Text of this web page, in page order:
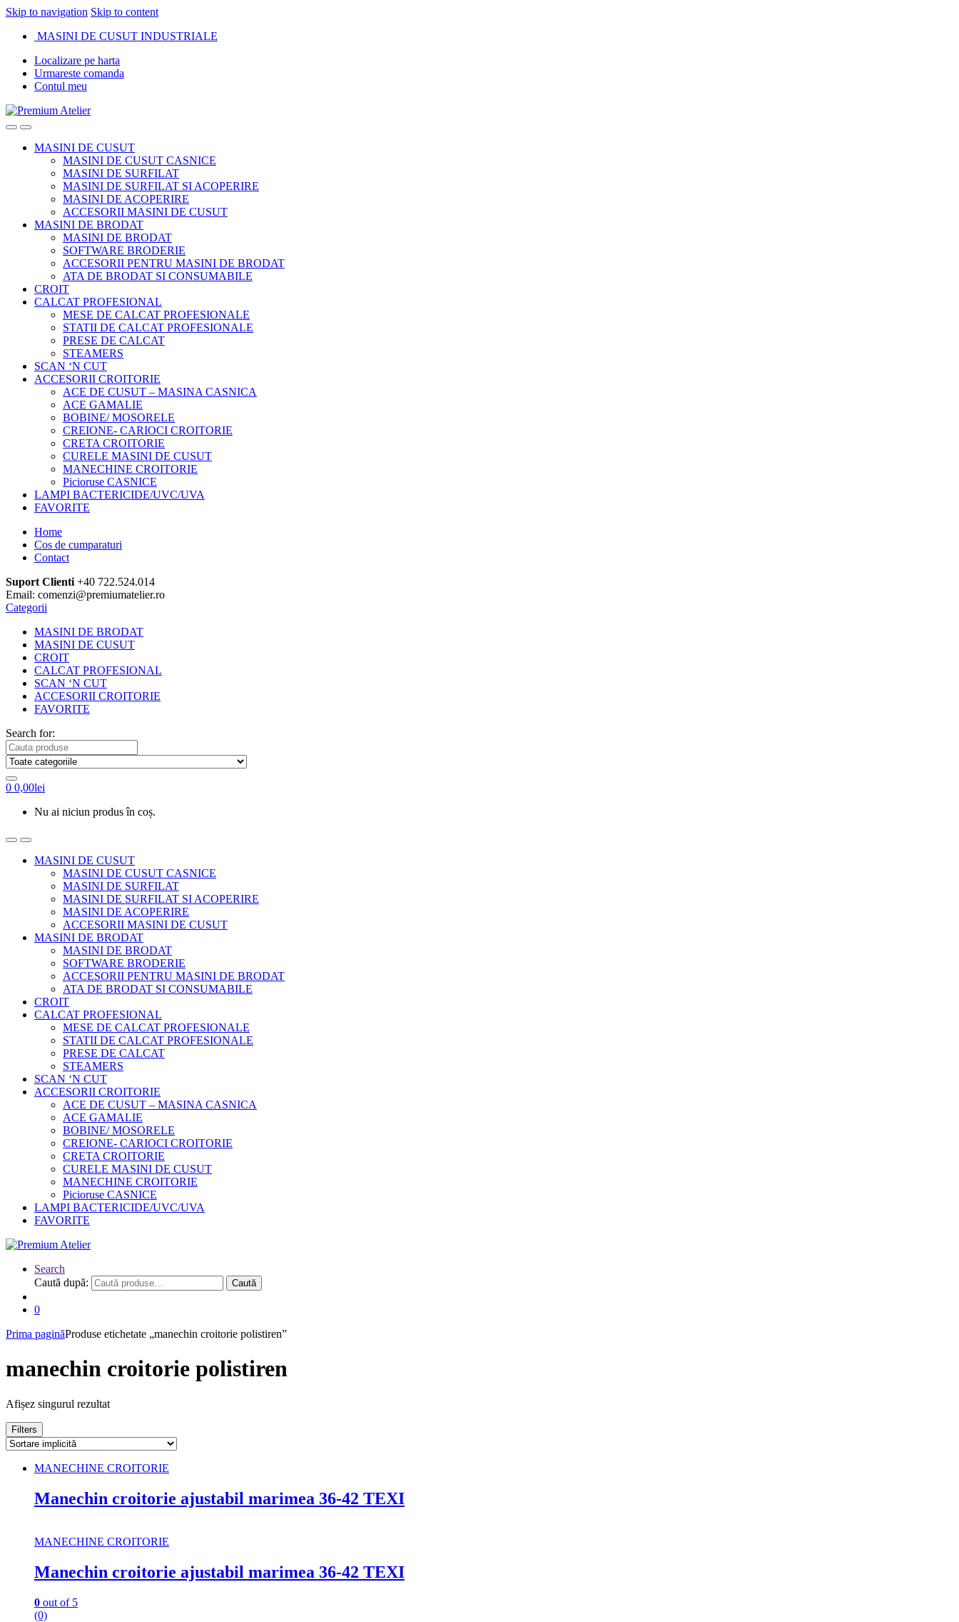
Skip to navigation Skip to content
MASINI DE CUSUT INDUSTRIALE
Localizare pe harta
Urmareste comanda
Contul meu
MASINI DE CUSUT
MASINI DE CUSUT CASNICE
MASINI DE SURFILAT
MASINI DE SURFILAT SI ACOPERIRE
MASINI DE ACOPERIRE
ACCESORII MASINI DE CUSUT
MASINI DE BRODAT
MASINI DE BRODAT
SOFTWARE BRODERIE
ACCESORII PENTRU MASINI DE BRODAT
ATA DE BRODAT SI CONSUMABILE
CROIT
CALCAT PROFESIONAL
MESE DE CALCAT PROFESIONALE
STATII DE CALCAT PROFESIONALE
PRESE DE CALCAT
STEAMERS
SCAN ‘N CUT
ACCESORII CROITORIE
ACE DE CUSUT – MASINA CASNICA
ACE GAMALIE
BOBINE/ MOSORELE
CREIONE- CARIOCI CROITORIE
CRETA CROITORIE
CURELE MASINI DE CUSUT
MANECHINE CROITORIE
Picioruse CASNICE
LAMPI BACTERICIDE/UVC/UVA
FAVORITE
Home
Cos de cumparaturi
Contact
Suport Clienti +40 722.524.014
Email: comenzi@premiumatelier.ro
Categorii
MASINI DE BRODAT
MASINI DE CUSUT
CROIT
CALCAT PROFESIONAL
SCAN ‘N CUT
ACCESORII CROITORIE
FAVORITE
Search for:
0 0,00lei
Nu ai niciun produs în coș.
MASINI DE CUSUT
MASINI DE CUSUT CASNICE
MASINI DE SURFILAT
MASINI DE SURFILAT SI ACOPERIRE
MASINI DE ACOPERIRE
ACCESORII MASINI DE CUSUT
MASINI DE BRODAT
MASINI DE BRODAT
SOFTWARE BRODERIE
ACCESORII PENTRU MASINI DE BRODAT
ATA DE BRODAT SI CONSUMABILE
CROIT
CALCAT PROFESIONAL
MESE DE CALCAT PROFESIONALE
STATII DE CALCAT PROFESIONALE
PRESE DE CALCAT
STEAMERS
SCAN ‘N CUT
ACCESORII CROITORIE
ACE DE CUSUT – MASINA CASNICA
ACE GAMALIE
BOBINE/ MOSORELE
CREIONE- CARIOCI CROITORIE
CRETA CROITORIE
CURELE MASINI DE CUSUT
MANECHINE CROITORIE
Picioruse CASNICE
LAMPI BACTERICIDE/UVC/UVA
FAVORITE
Search
Caută după:
Caută
0
Prima paginăProduse etichetate „manechin croitorie polistiren”
manechin croitorie polistiren
Afișez singurul rezultat
Filters
MANECHINE CROITORIE
Manechin croitorie ajustabil marimea 36-42 TEXI
MANECHINE CROITORIE
Manechin croitorie ajustabil marimea 36-42 TEXI
0 out of 5
(0)